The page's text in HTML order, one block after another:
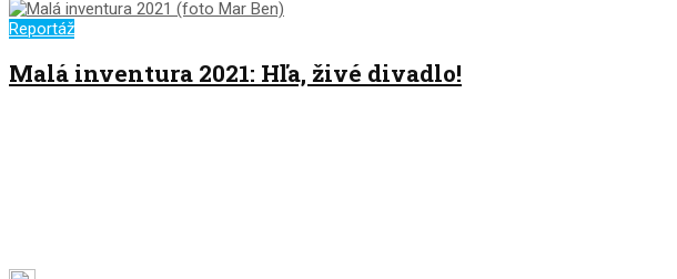
Reportáž
Malá inventura 2021: Hľa, živé divadlo!